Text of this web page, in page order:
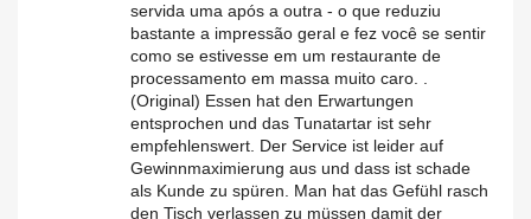
servida uma após a outra - o que reduziu
bastante a impressão geral e fez você se sentir
como se estivesse em um restaurante de
processamento em massa muito caro. .
(Original) Essen hat den Erwartungen
entsprochen und das Tunatartar ist sehr
empfehlenswert. Der Service ist leider auf
Gewinnmaximierung aus und dass ist schade
als Kunde zu spüren. Man hat das Gefühl rasch
den Tisch verlassen zu müssen damit der